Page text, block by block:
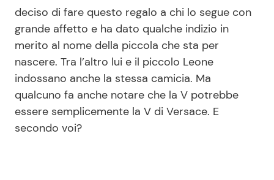
Seguici
Info
Chi siamo
Disclaimer e Privacy
deciso di fare questo regalo a chi lo segue con
grande affetto e ha dato qualche indizio in
merito al nome della piccola che sta per
nascere. Tra l’altro lui e il piccolo Leone
indossano anche la stessa camicia. Ma
qualcuno fa anche notare che la V potrebbe
essere semplicemente la V di Versace. E
secondo voi?